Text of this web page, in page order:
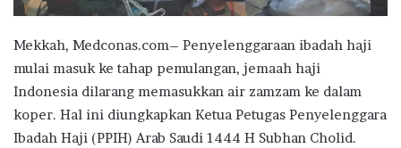
Mekkah, Medconas.com– Penyelenggaraan ibadah haji
mulai masuk ke tahap pemulangan, jemaah haji
Indonesia dilarang memasukkan air zamzam ke dalam
koper. Hal ini diungkapkan Ketua Petugas Penyelenggara
Ibadah Haji (PPIH) Arab Saudi 1444 H Subhan Cholid.